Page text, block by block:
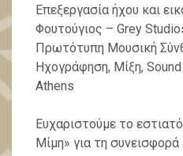
Επεξεργασία ήχου και
Φουτούγιος – Grey
Πρωτότυπη Μουσική
Ηχογράφηση, Μίξη,
Athens
Ευχαριστούμε το
Μίμη» για τη συνεισφορά